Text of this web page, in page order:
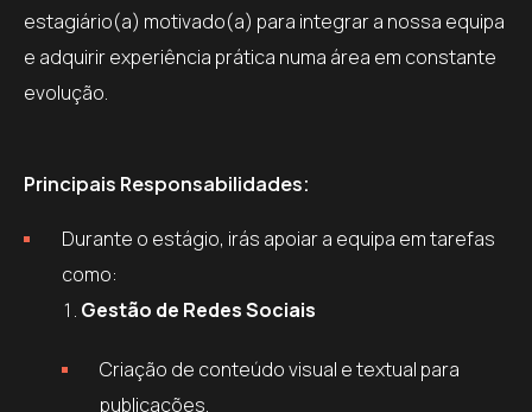
estagiário(a) motivado(a) para integrar a nossa equipa
e adquirir experiência prática numa área em constante
evolução.
Principais Responsabilidades:
Durante o estágio, irás apoiar a equipa em tarefas
como:
Gestão de Redes Sociais
Criação de conteúdo visual e textual para
publicações.